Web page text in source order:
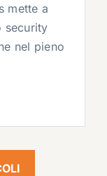
mette a
security
nel pieno